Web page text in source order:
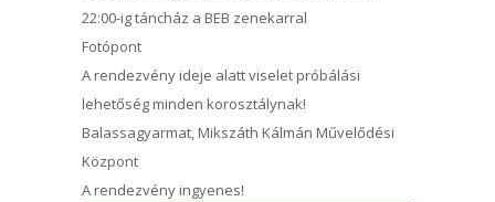
22:00-ig táncház a BEB zenekarral
Fotópont
A rendezvény ideje alatt viselet próbálási
lehetőség minden korosztálynak!
Balassagyarmat, Mikszáth Kálmán Művelődési
Központ
A rendezvény ingyenes!